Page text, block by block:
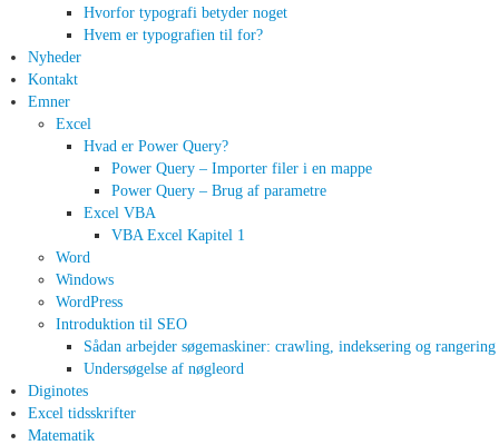
Hvorfor typografi betyder noget
Hvem er typografien til for?
Nyheder
Kontakt
Emner
Excel
Hvad er Power Query?
Power Query – Importer filer i en mappe
Power Query – Brug af parametre
Excel VBA
VBA Excel Kapitel 1
Word
Windows
WordPress
Introduktion til SEO
Sådan arbejder søgemaskiner: crawling, indeksering og rangering
Undersøgelse af nøgleord
Diginotes
Excel tidsskrifter
Matematik